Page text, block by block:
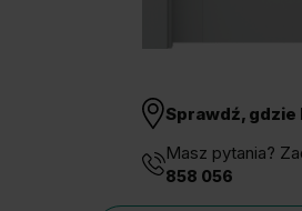
Sprawdź, gdzie
Masz pytania?
858 056